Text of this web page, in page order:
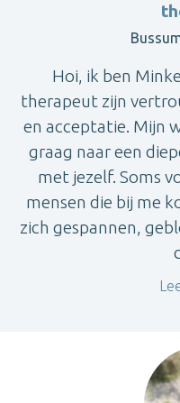
Hoi, ik ben
therapeut zijn
en acceptatie. Mijn
graag naar een
met jezelf. Soms
mensen die bij me
zich gespannen,